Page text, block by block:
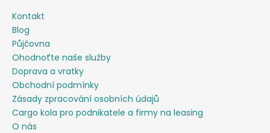
Kontakt
Blog
Půjčovna
Ohodnoťte naše služby
Doprava a vratky
Obchodní podmínky
Zásady zpracování osobních údajů
Cargo kola pro podnikatele a firmy na leasing
O nás